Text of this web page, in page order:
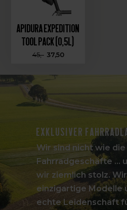
Apidura Expedition
Tool Pack (0,5L)
45,- 37,50
Exklusiver
Wir sind nicht wie
Fahrradgeschäfte ...
wir ziemlich stolz.
einzigartige Modelle
echte Leidenschaft